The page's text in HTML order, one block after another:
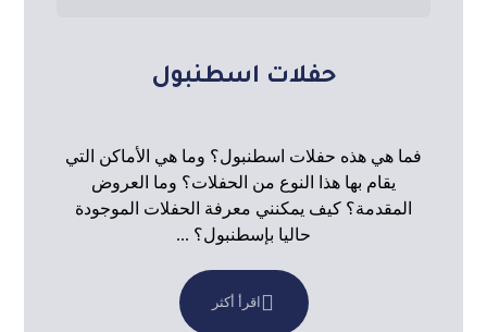
حفلات اسطنبول
فما هي هذه حفلات اسطنبول؟ وما هي الأماكن التي
يقام بها هذا النوع من الحفلات؟ وما العروض
المقدمة؟ كيف يمكنني معرفة الحفلات الموجودة
حاليا بإسطنبول؟ ...
اقرأ أكثر